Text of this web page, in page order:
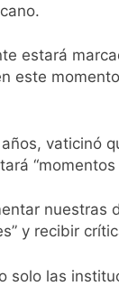
estará
este
vaticinó
nuestras
y recibir
solo las